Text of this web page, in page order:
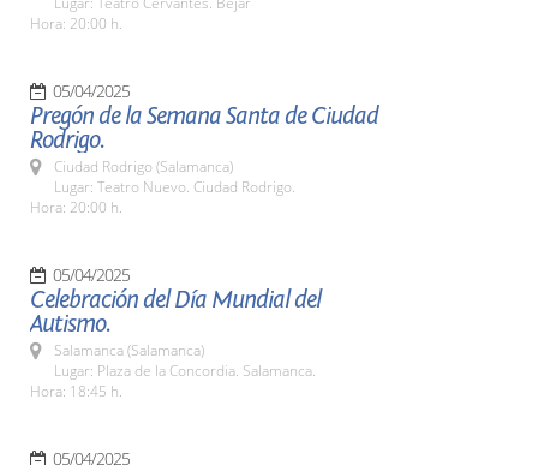
Hora: 20:00 h.
05/04/2025
Pregón de la Semana Santa de Ciudad
Rodrigo.
Ciudad Rodrigo (Salamanca)
Lugar: Teatro Nuevo. Ciudad Rodrigo.
Hora: 20:00 h.
05/04/2025
Celebración del Día Mundial del
Autismo.
Salamanca (Salamanca)
Lugar: Plaza de la Concordia. Salamanca.
Hora: 18:45 h.
05/04/2025